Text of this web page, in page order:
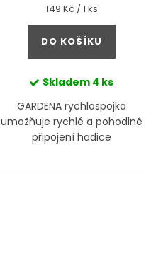
Měrná
cena:
149 Kč / 1 ks
DO KOŠÍKU
Skladem 4 ks
GARDENA rychlospojka
umožňuje rychlé a pohodlné
připojení hadice